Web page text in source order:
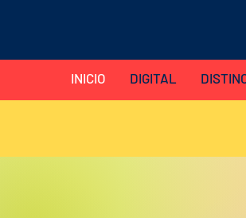
INICIO DIGITAL